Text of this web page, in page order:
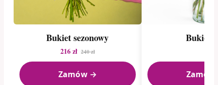
Bukiet sezonowy
216 zł 240 zł
Zamów →
Bukiet